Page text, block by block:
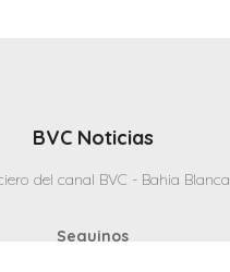
BVC Noticias
del canal BVC - Bahia Blanca
Seguinos